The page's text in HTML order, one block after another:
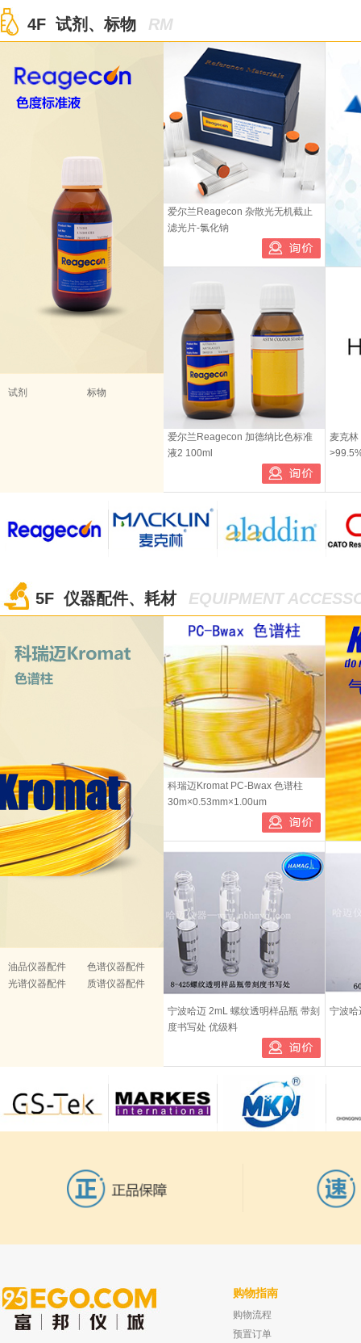
4F 试剂、标物 RM
试剂 标物
爱尔兰Reagecon 杂散光无机截止
滤光片-氯化钠
爱尔兰Reagecon 加德纳比色标准
液2 100ml
麦克
5F 仪器配件、耗材 EQUIPMENT
油品仪器配件
色谱仪器配件
光谱仪器配件
质谱仪器配件
科瑞迈Kromat PC-Bwax 色谱柱
30m×0.53mm×1.00um
宁波哈迈 2mL 螺纹透明样品瓶 带刻
度书写处 优级料
宁波哈
购物指南
购物流程
预置订单